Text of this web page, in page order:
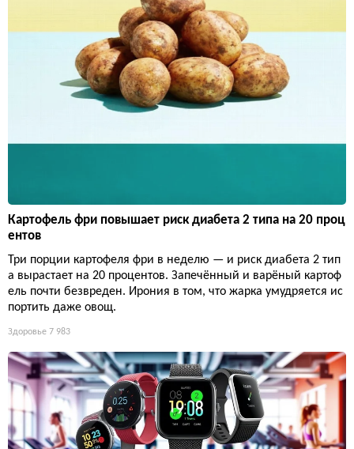
Картофель фри повышает риск диабета 2 типа на 20 проц
ентов
Три порции картофеля фри в неделю — и риск диабета 2 тип
а вырастает на 20 процентов. Запечённый и варёный картоф
ель почти безвреден. Ирония в том, что жарка умудряется ис
портить даже овощ.
Здоровье 7 983